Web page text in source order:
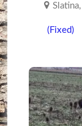
Slatina,
(Fixed)